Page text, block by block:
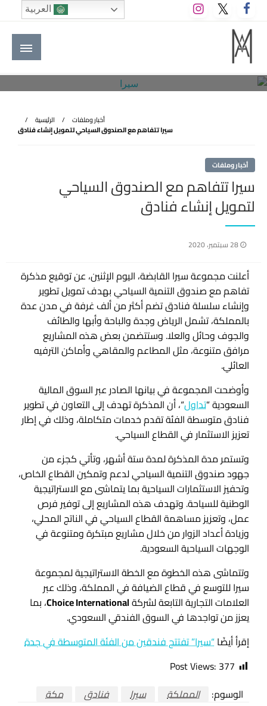
التخطي
إلى
المحتوى
M A hotels | إم ايه هوتيلز
الموقع الأول للعاملين في الفنادق في العالم العربي
الرئيسية
أخبار وملفات
سيرا تتفاهم مع الصندوق السياحي لتمويل إنشاء فنادق
أخبار وملفات
سيرا تتفاهم مع الصندوق السياحي
لتمويل إنشاء فنادق
نُشر
28 سبتمبر، 2020
أعلنت مجموعة سيرا القابضة، اليوم الإثنين، عن توقيع مذكرة
تفاهم مع صندوق التنمية السياحي بهدف تمويل تطوير
وإنشاء سلسلة فنادق تضم أكثر من ألف غرفة في مدن عدة
بالمملكة، تشمل الرياض وجدة والباحة وأبها والطائف
والجوف وحائل والعلا. وستتضمن بعض هذه المشاريع
مرافق متنوعة، مثل المطاعم والمقاهي وأماكن الترفيه
العائلي.
وأوضحت المجموعة في بيانها الصادر عبر السوق المالية
السعودية “تداول“، أن المذكرة تهدف إلى التعاون في تطوير
فنادق متوسطة الفئة تقدم خدمات متكاملة، وذلك في إطار
تعزيز الاستثمار في القطاع السياحي.
وتستمر مدة المذكرة لمدة ستة أشهر، وتأتي كجزء من
جهود صندوق التنمية السياحي لدعم وتمكين القطاع الخاص،
وتحفيز الاستثمارات السياحية بما يتماشى مع الاستراتيجية
الوطنية للسياحة. وتهدف هذه المشاريع إلى توفير فرص
عمل، وتعزيز مساهمة القطاع السياحي في الناتج المحلي،
وزيادة أعداد الزوار من خلال مشاريع مبتكرة ومتنوعة في
الوجهات السياحية السعودية.
وتتماشى هذه الخطوة مع الخطة الاستراتيجية لمجموعة
سيرا للتوسع في قطاع الضيافة في المملكة، وذلك عبر
العلامات التجارية التابعة لشركةChoice International، بما
يعزز من تواجدها في السوق الفندقي السعودي.
إقرأ أيضًا“سيرا” تفتتح فندقين من الفئة المتوسطة في جدة
Post Views: 377
الوسوم:
المملكة سيرا فنادق مكة
العربية